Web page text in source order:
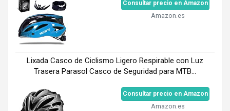
Consultar precio en Amazon
Amazon.es
Lixada Casco de Ciclismo Ligero Respirable con Luz
Trasera Parasol Casco de Seguridad para MTB...
Consultar precio en Amazon
Amazon.es